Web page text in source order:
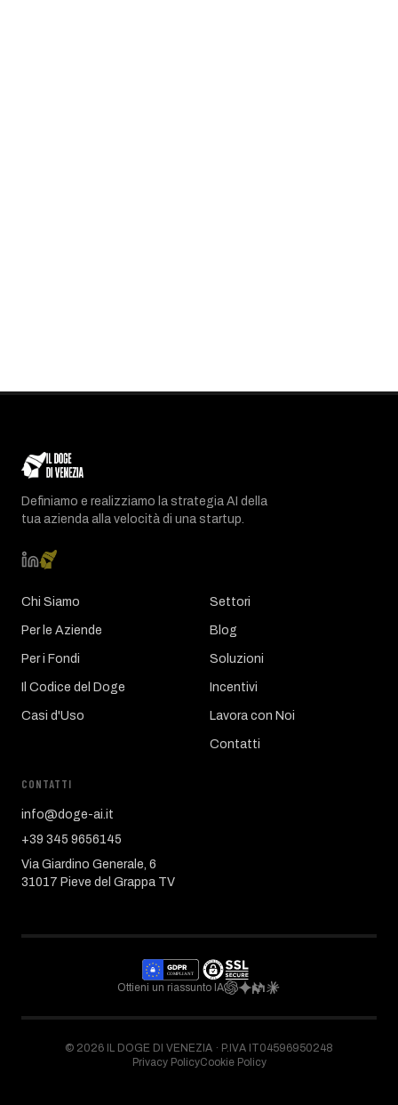
Definiamo e realizziamo la strategia AI della
tua azienda alla velocità di una startup.
Chi Siamo
Per le Aziende
Per i Fondi
Il Codice del Doge
Casi d'Uso
Settori
Blog
Soluzioni
Incentivi
Lavora con Noi
Contatti
CONTATTI
info@doge-ai.it
+39 345 9656145
Via Giardino Generale, 6
31017 Pieve del Grappa TV
Ottieni un riassunto IA
© 2026 IL DOGE DI VENEZIA · P.IVA IT04596950248
Privacy PolicyCookie Policy